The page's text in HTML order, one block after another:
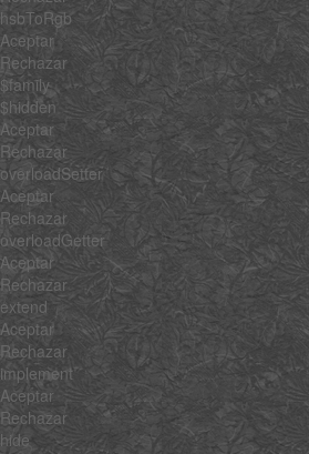
hsbToRgb
Aceptar
Rechazar
$family
$hidden
Aceptar
Rechazar
overloadSetter
Aceptar
Rechazar
overloadGetter
Aceptar
Rechazar
extend
Aceptar
Rechazar
implement
Aceptar
Rechazar
hide